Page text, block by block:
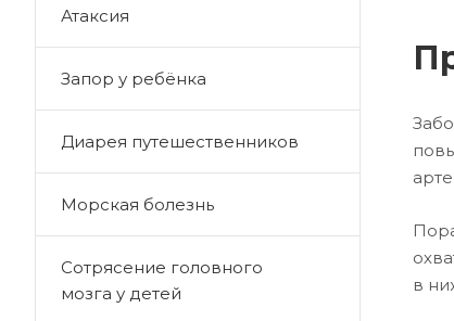
в
Атаксия
Запор у ребёнка
Диарея путешественников
Морская болезнь
Сотрясение головного
мозга у детей